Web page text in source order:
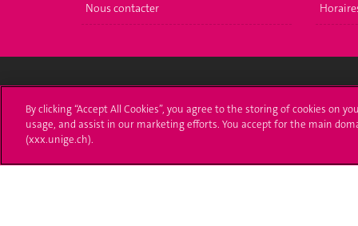
Nous contacter
Université de Genève
24 rue du Général-Dufour
1211 Genève 4
By clicking “Accept All Cookies”, you agree to the storing of cookies on
usage, and assist in our marketing efforts. You accept for the main
(xxx.unige.ch).